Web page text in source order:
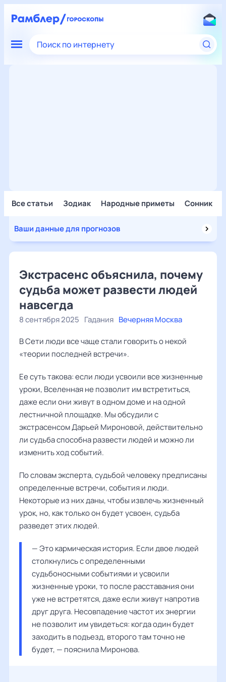
Поиск по интернету
Все статьи Зодиак Народные приметы Сонник
Ваши данные для прогнозов
Экстрасенс объяснила, почему
судьба может развести людей
навсегда
8 сентября 2025 Гадания Вечерняя Москва
В Сети люди все чаще стали говорить о некой
«теории последней встречи».
Ее суть такова: если люди усвоили все жизненные
уроки, Вселенная не позволит им встретиться,
даже если они живут в одном доме и на одной
лестничной площадке. Мы обсудили с
экстрасенсомДарьей Мироновой, действительно
ли судьба способна развести людей и можно ли
изменить ход событий.
По словам эксперта, судьбой человеку предписаны
определенные встречи, события и люди.
Некоторые из них даны, чтобы извлечь жизненный
урок, но, как только он будет усвоен, судьба
разведет этих людей.
— Это кармическая история. Если двое людей
столкнулись с определенными
судьбоносными событиями и усвоили
жизненные уроки, то после расставания они
уже не встретятся, даже если живут напротив
друг друга. Несовпадение частот их энергии
не позволит им увидеться: когда один будет
заходить в подъезд, второго там точно не
будет, — пояснила Миронова.